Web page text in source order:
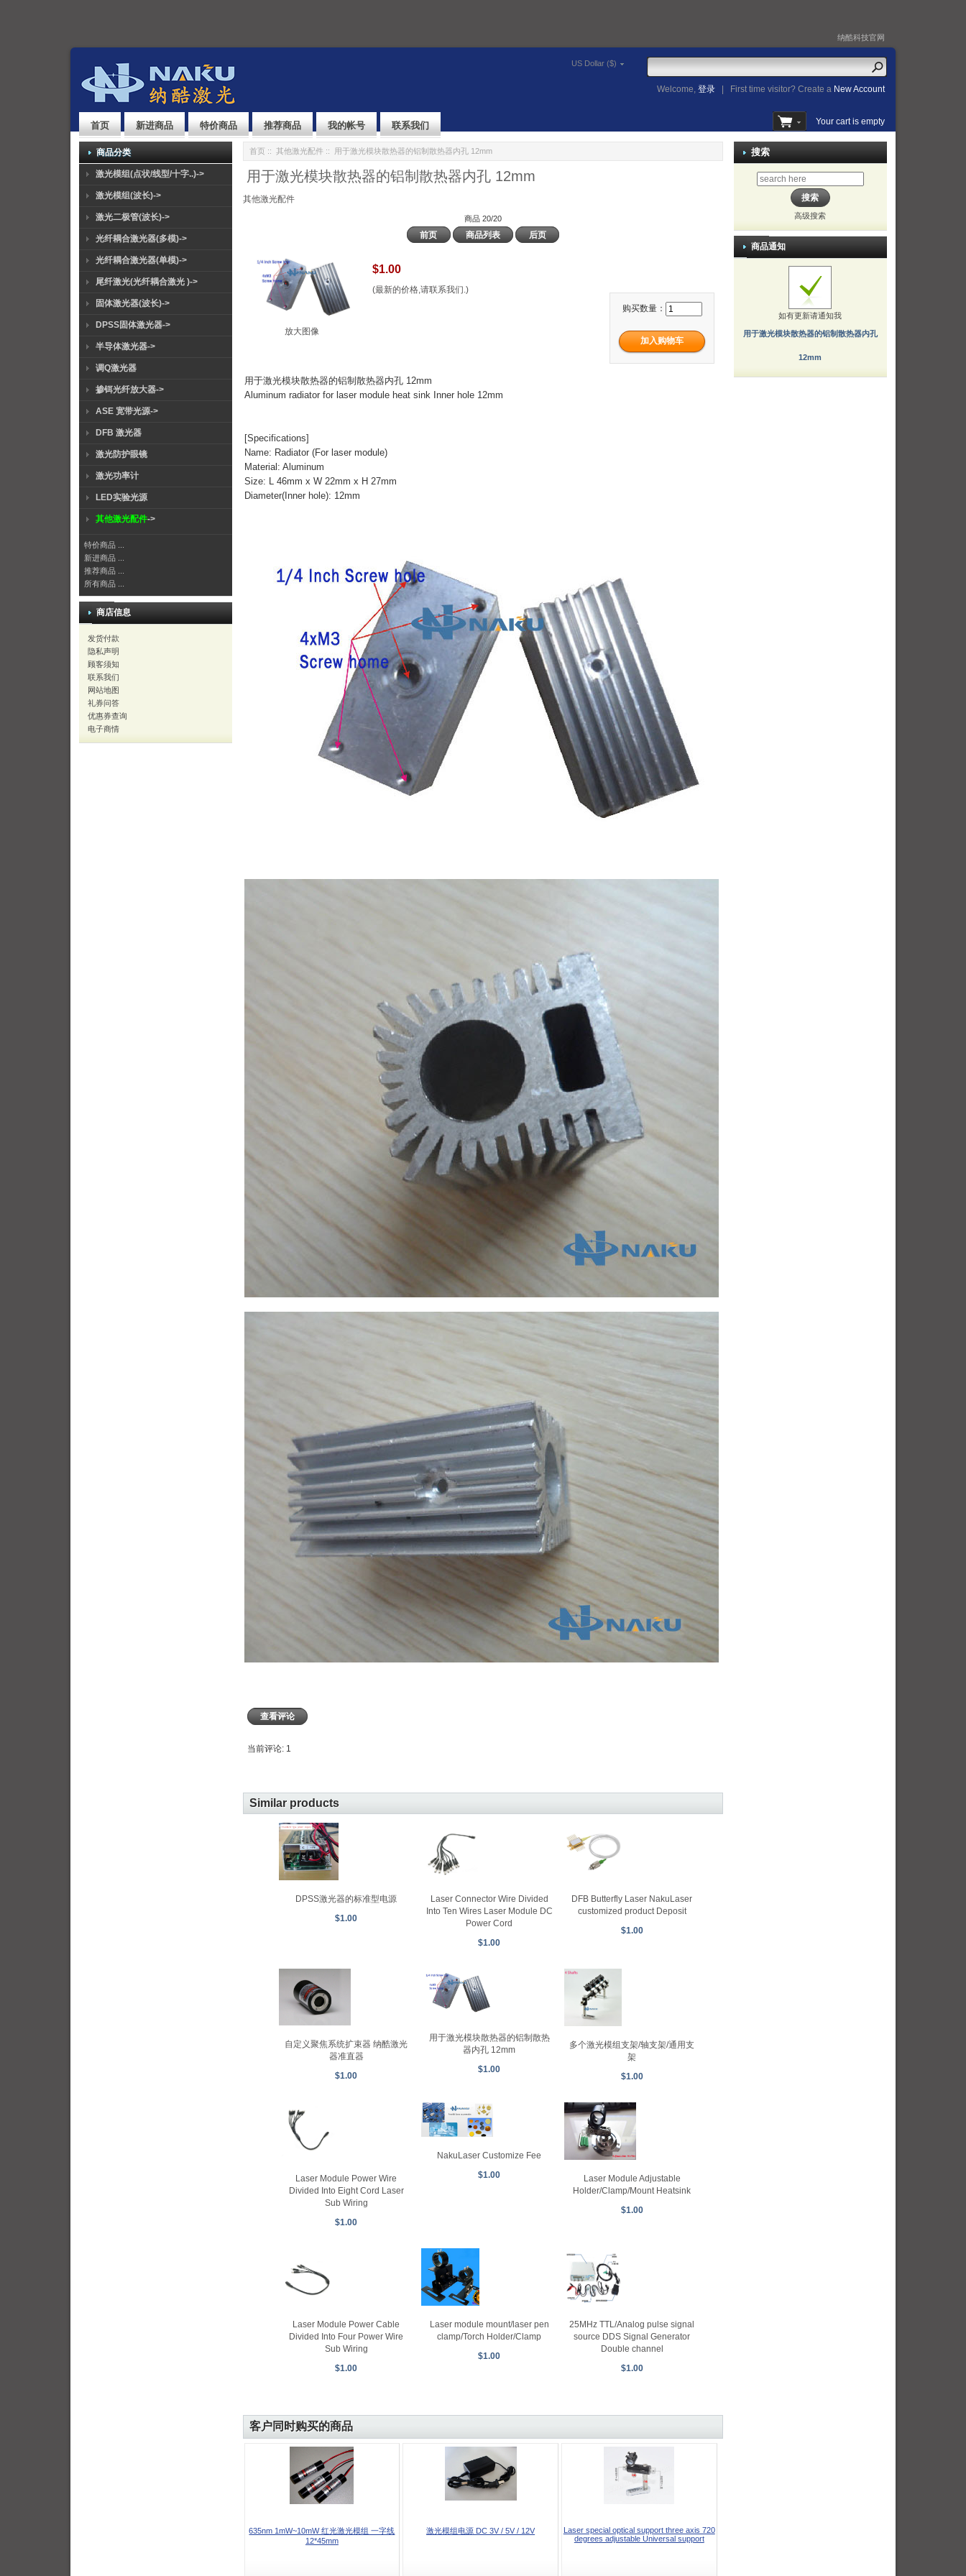
纳酷科技官网
US Dollar ($)
Welcome,登录 First time visitor? Create a New Account
首页 新进商品 特价商品 推荐商品 我的帐号 联系我们 Your cart is empty
商品分类
激光模组(点状/线型/十字..)->
激光模组(波长)->
激光二极管(波长)->
光纤耦合激光器(多模)->
光纤耦合激光器(单模)->
尾纤激光(光纤耦合激光 )->
固体激光器(波长)->
DPSS固体激光器->
半导体激光器->
调Q激光器
掺铒光纤放大器->
ASE 宽带光源->
DFB 激光器
激光防护眼镜
激光功率计
LED实验光源
其他激光配件->
特价商品 ...
新进商品 ...
推荐商品 ...
所有商品 ...
商店信息
发货付款
隐私声明
顾客须知
联系我们
网站地图
礼券问答
优惠券查询
电子商情
首页 :: 其他激光配件 :: 用于激光模块散热器的铝制散热器内孔 12mm
用于激光模块散热器的铝制散热器内孔 12mm
其他激光配件
商品 20/20
前页 商品列表 后页
放大图像
$1.00
(最新的价格,请联系我们.)
购买数量：
用于激光模块散热器的铝制散热器内孔 12mm
Aluminum radiator for laser module heat sink Inner hole 12mm
[Specifications]
Name: Radiator (For laser module)
Material: Aluminum
Size: L 46mm x W 22mm x H 27mm
Diameter(Inner hole): 12mm
查看评论
当前评论: 1
Similar products
DPSS激光器的标准型电源
$1.00
Laser Connector Wire Divided
Into Ten Wires Laser Module DC
Power Cord
$1.00
DFB Butterfly Laser NakuLaser
customized product Deposit
$1.00
自定义聚焦系统扩束器 纳酷激光
器准直器
$1.00
用于激光模块散热器的铝制散热
器内孔 12mm
$1.00
多个激光模组支架/轴支架/通用支
架
$1.00
Laser Module Power Wire
Divided Into Eight Cord Laser
Sub Wiring
$1.00
NakuLaser Customize Fee
$1.00
Laser Module Adjustable
Holder/Clamp/Mount Heatsink
$1.00
Laser Module Power Cable
Divided Into Four Power Wire
Sub Wiring
$1.00
Laser module mount/laser pen
clamp/Torch Holder/Clamp
$1.00
25MHz TTL/Analog pulse signal
source DDS Signal Generator
Double channel
$1.00
客户同时购买的商品
635nm 1mW~10mW 红光激光模组 一字线
12*45mm
激光模组电源 DC 3V / 5V / 12V
Laser special optical support three axis 720
degrees adjustable Universal support
搜索
高级搜索
商品通知
如有更新请通知我
用于激光模块散热器的铝制散热器内孔
12mm